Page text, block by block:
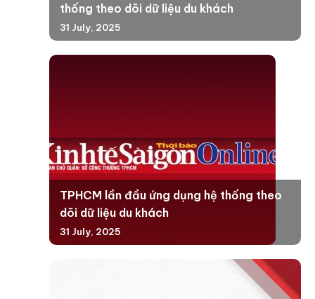
thống theo dõi dữ liệu du khách
31 July, 2025
TPHCM lần đầu ứng dụng hệ thống theo
dõi dữ liệu du khách
31 July, 2025